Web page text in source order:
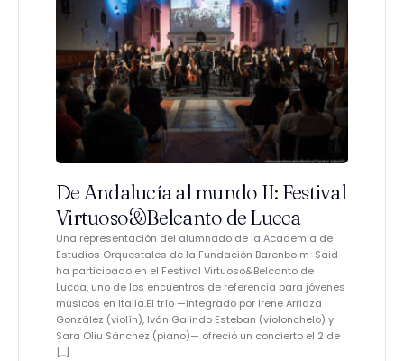
De Andalucía al mundo II: Festival
Virtuoso&Belcanto de Lucca
Una representación del alumnado de la Academia de
Estudios Orquestales de la Fundación Barenboim-Said
ha participado en el Festival Virtuoso&Belcanto de
Lucca, uno de los encuentros de referencia para jóvenes
músicos en Italia.El trío —integrado por Irene Arriaza
González (violín), Iván Galindo Esteban (violonchelo) y
Sara Oliu Sánchez (piano)— ofreció un concierto el 2 de
[…]